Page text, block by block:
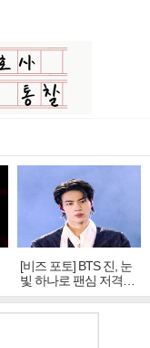
[비즈 포토] BTS 진, 눈
빛 하나로 팬심 저격…
독보적 카리스마